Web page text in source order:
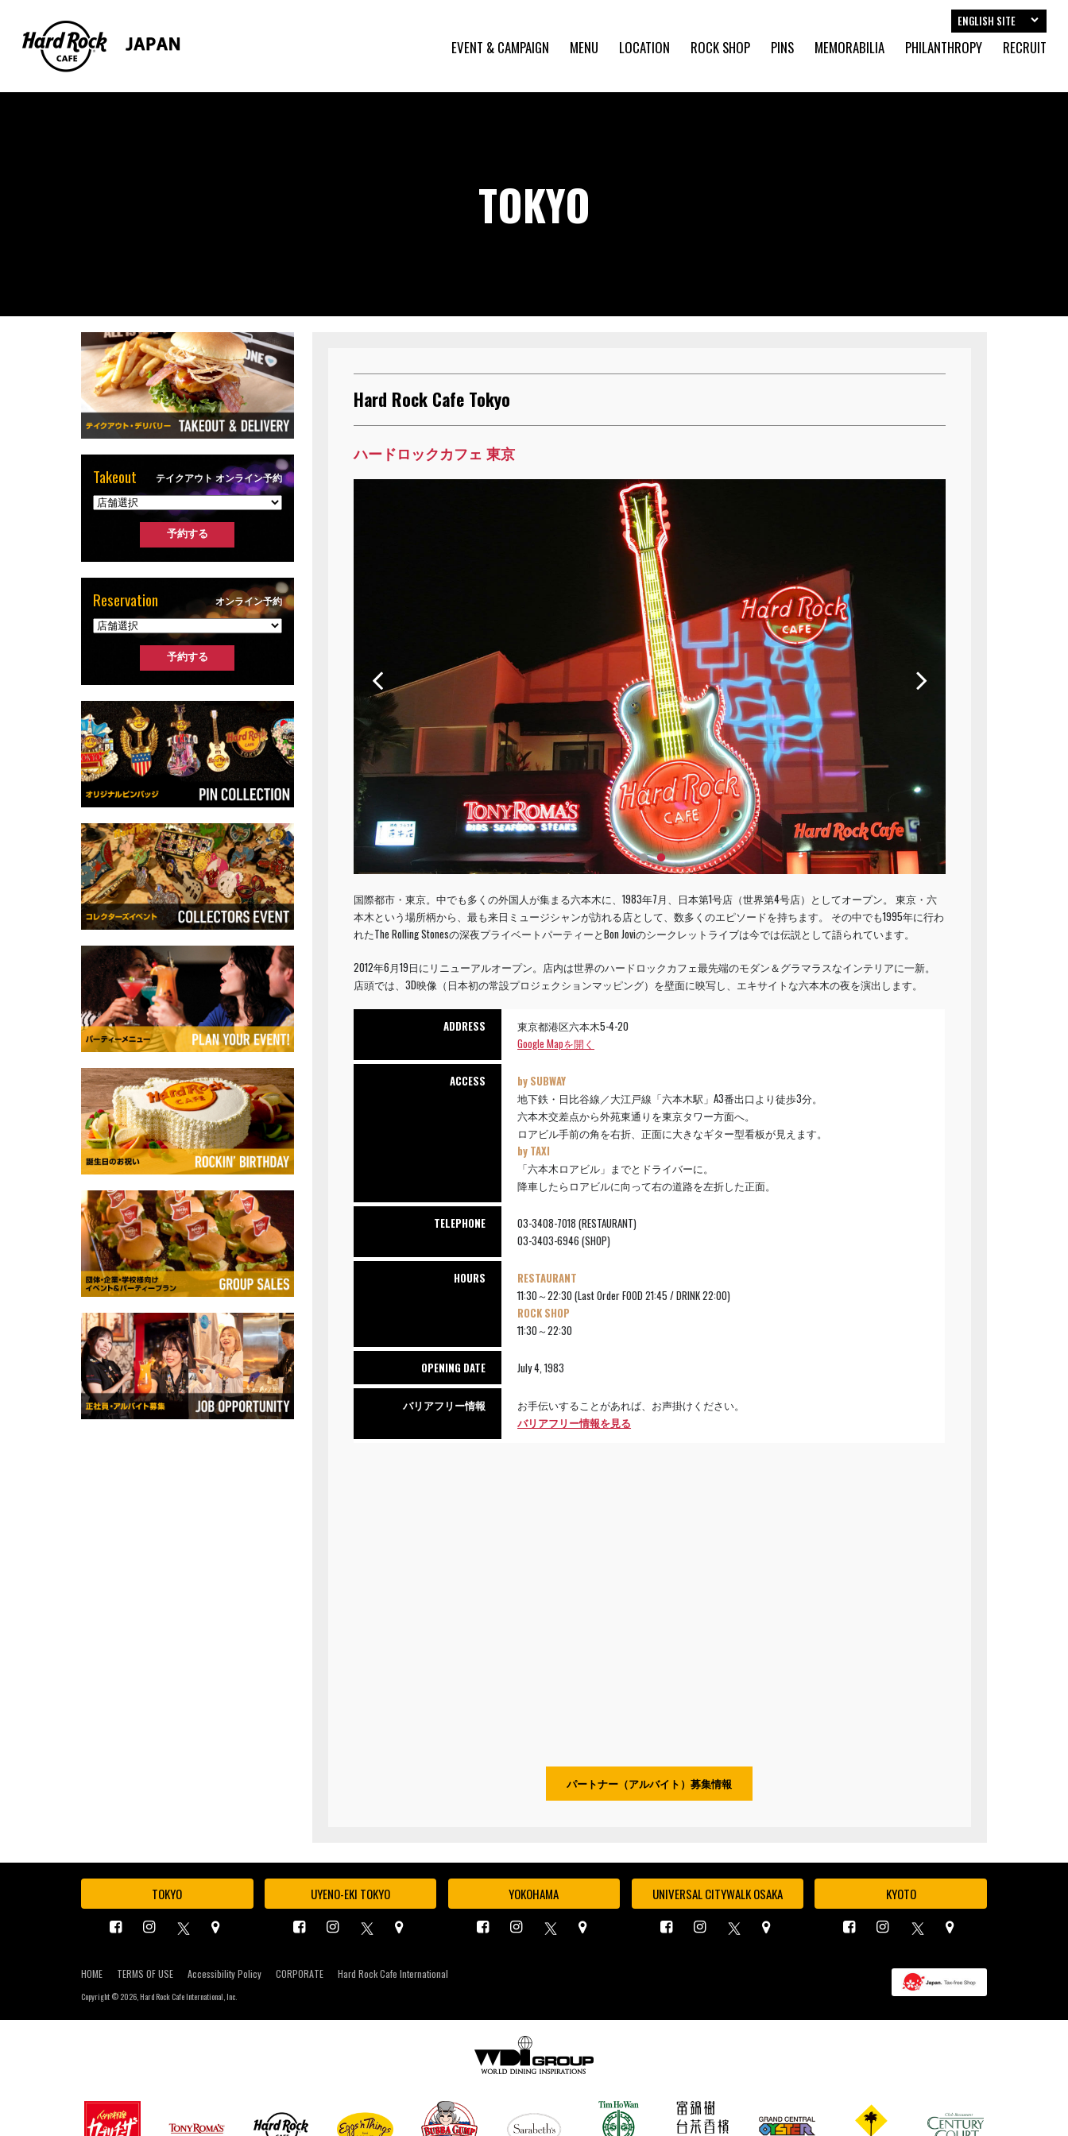
EVENT & CAMPAIGN MENU LOCATION ROCK SHOP PINS MEMORABILIA PHILANTHROPY RECRUIT
ENGLISH SITE
TOKYO
Hard Rock Cafe Tokyo
ハードロックカフェ 東京
国際都市・東京。中でも多くの外国人が集まる六本木に、1983年7月、日本第1号店（世界第4号店）としてオープン。 東京・六
本木という場所柄から、最も来日ミュージシャンが訪れる店として、数多くのエピソードを持ちます。 その中でも1995年に行わ
れたThe Rolling Stonesの深夜プライベートパーティーとBon Joviのシークレットライブは今では伝説として語られています。
2012年6月19日にリニューアルオープン。店内は世界のハードロックカフェ最先端のモダン＆グラマラスなインテリアに一新。
店頭では、3D映像（日本初の常設プロジェクションマッピング）を壁面に映写し、エキサイトな六本木の夜を演出します。
ADDRESS
東京都港区六本木5-4-20
Google Mapを開く
ACCESS
by SUBWAY
地下鉄・日比谷線／大江戸線「六本木駅」A3番出口より徒歩3分。
六本木交差点から外苑東通りを東京タワー方面へ。
ロアビル手前の角を右折、正面に大きなギター型看板が見えます。
by TAXI
「六本木ロアビル」までとドライバーに。
降車したらロアビルに向って右の道路を左折した正面。
TELEPHONE
03-3408-7018 (RESTAURANT)
03-3403-6946 (SHOP)
HOURS
RESTAURANT
11:30～22:30 (Last Order FOOD 21:45 / DRINK 22:00)
ROCK SHOP
11:30～22:30
OPENING DATE July 4, 1983
バリアフリー情報
お手伝いすることがあれば、お声掛けください。
バリアフリー情報を見る
パートナー（アルバイト）募集情報
Takeout テイクアウト オンライン予約
Reservation オンライン予約
TOKYO UYENO-EKI TOKYO YOKOHAMA UNIVERSAL CITYWALK OSAKA KYOTO
HOME TERMS OF USE Accessibility Policy CORPORATE Hard Rock Cafe International
Copyright © 2026, Hard Rock Cafe International, Inc.